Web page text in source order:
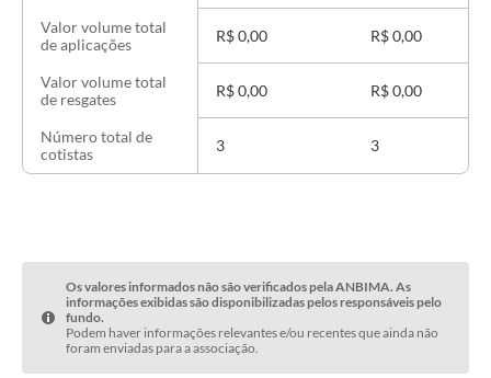
Valor volume total
de aplicações
Valor volume total
de resgates
Número total de
cotistas
R$ 0,00
R$ 0,00
3
R$ 0,00
R$ 0,00
3
Os valores informados não são verificados pela ANBIMA. As
informações exibidas são disponibilizadas pelos responsáveis pelo
fundo.
Podem haver informações relevantes e/ou recentes que ainda não
foram enviadas para a associação.